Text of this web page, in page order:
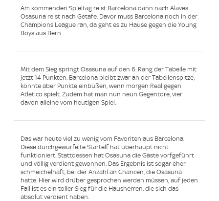
Am kommenden Spieltag reist Barcelona dann nach Alaves.
Osasuna reist nach Getafe. Davor muss Barcelona noch in der
Champions League ran, da geht es zu Hause gegen die Young
Boys aus Bern.
Mit dem Sieg springt Osasuna auf den 6. Rang der Tabelle mit
jetzt 14 Punkten. Barcelona bleibt zwar an der Tabellenspitze,
könnte aber Punkte einbüßen, wenn morgen Real gegen
Atletico spielt. Zudem hat man nun neun Gegentore, vier
davon alleine vom heutigen Spiel.
Das war heute viel zu wenig vom Favoriten aus Barcelona.
Diese durchgewürfelte Startelf hat überhaupt nicht
funktioniert. Stattdessen hat Osasuna die Gäste vorfgeführt
und völlig verdient gewonnen. Das Ergebnis ist sogar eher
schmeichelhaft, bei der Anzahl an Chancen, die Osasuna
hatte. Hier wird drüber gesprochen werden müssen, auf jeden
Fall ist es ein toller Sieg für die Hausherren, die sich das
absolut verdient haben.